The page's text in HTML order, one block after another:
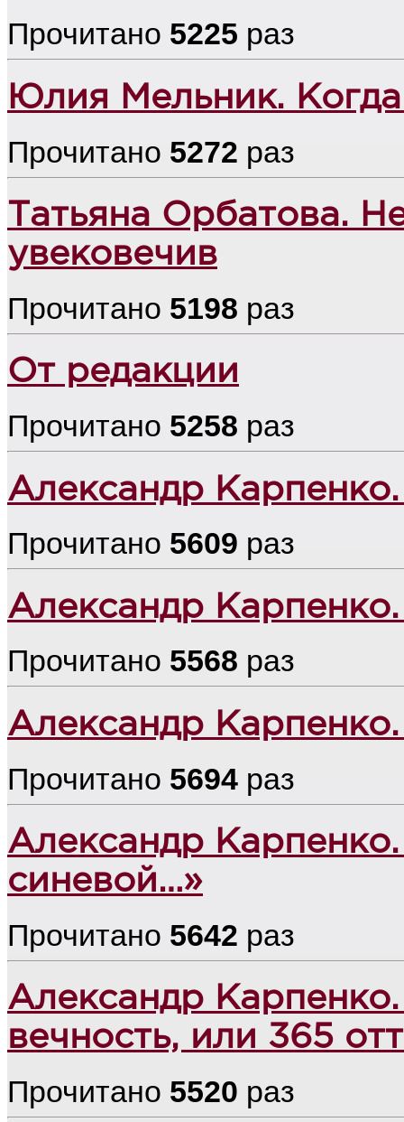
Прочитано 5225 раз
Юлия Мельник.
Прочитано 5272 раз
Татьяна Орбатова.
увековечив
Прочитано 5198 раз
От редакции
Прочитано 5258 раз
Александр
Прочитано 5609 раз
Александр
Прочитано 5568 раз
Александр
Прочитано 5694 раз
Александр
синевой…»
Прочитано 5642 раз
Александр
вечность, или 365
Прочитано 5520 раз